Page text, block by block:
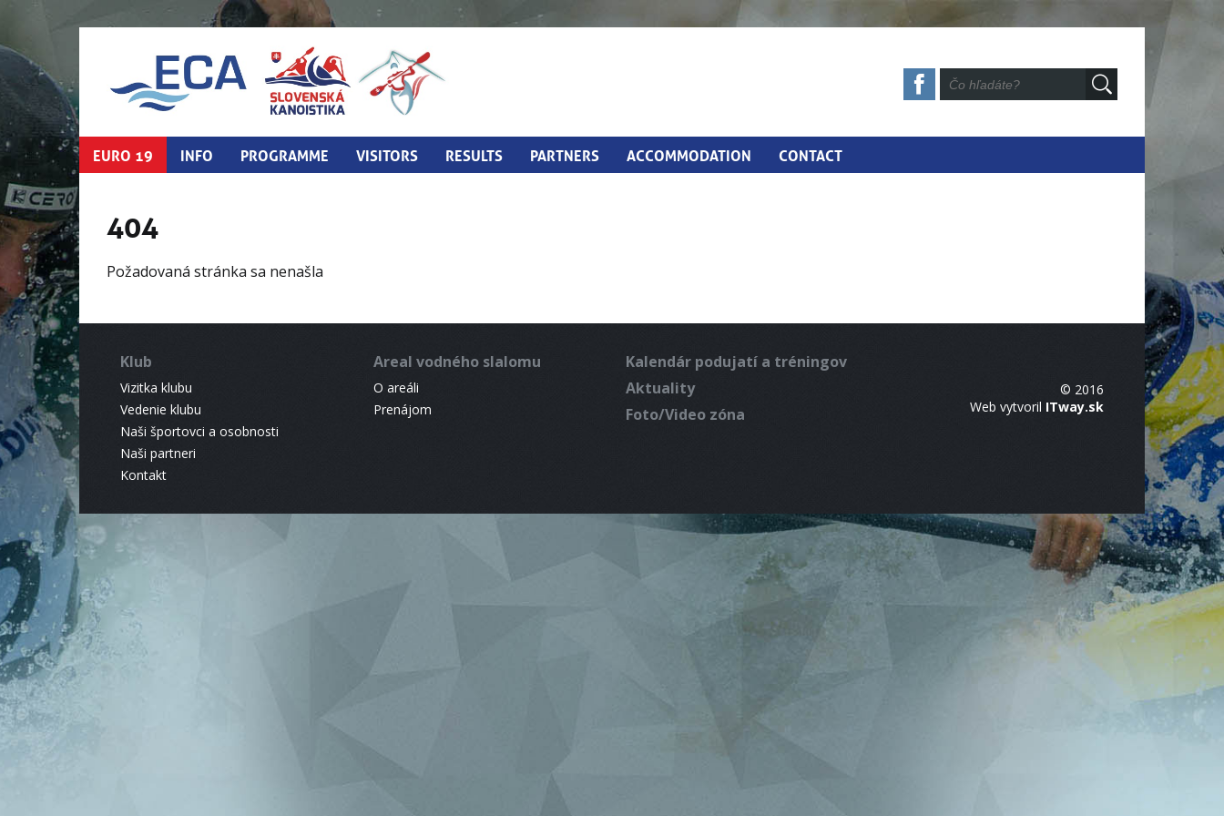
EURO 19 INFO PROGRAMME VISITORS RESULTS PARTNERS ACCOMMODATION CONTACT
404
Požadovaná stránka sa nenašla
Klub
Vizitka klubu
Vedenie klubu
Naši športovci a osobnosti
Naši partneri
Kontakt
Areal vodného slalomu
O areáli
Prenájom
Kalendár podujatí a tréningov
Aktuality
Foto/Video zóna
© 2016
Web vytvoril ITway.sk